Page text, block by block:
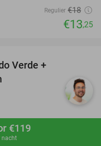
€119
nacht
Regulier €18
€13,25
Verde +
8.3star